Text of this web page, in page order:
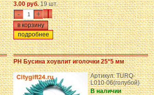
3.00 руб.19 шт.
- +
подробнее
PH Бусина хоувлит иголочки 25*5 мм
Артикул: TURQ-
L010-06(голубой)
В наличии